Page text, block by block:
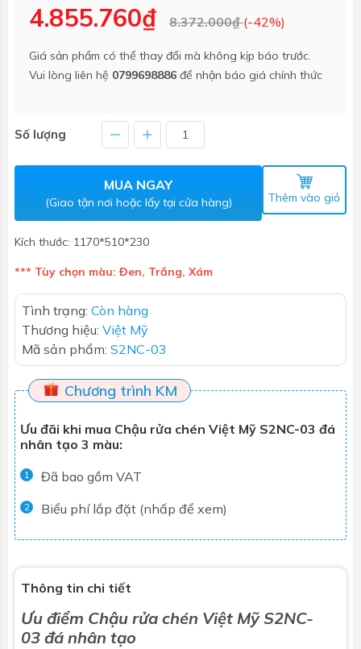
4.855.760₫ 8.372.000₫(-42%)
Giá sản phẩm có thể thay đổi mà không kịp báo trước.
Vui lòng liên hệ 0799698886 để nhận báo giá chính thức
Số lượng
MUA NGAY
(Giao tận nơi hoặc lấy tại cửa hàng) Thêm vào giỏ
Kích thước: 1170*510*230
*** Tùy chọn màu: Đen, Trắng, Xám
Tình trạng: Còn hàng
Thương hiệu: Việt Mỹ
Mã sản phẩm: S2NC-03
Chương trình KM
Ưu đãi khi mua Chậu rửa chén Việt Mỹ S2NC-03 đá
nhân tạo 3 màu:
1 Đã bao gồm VAT
2 Biểu phí lắp đặt (nhấp để xem)
Thông tin chi tiết
Ưu điểm Chậu rửa chén Việt Mỹ S2NC-
03 đá nhân tạo